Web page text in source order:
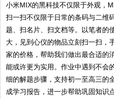
小米MIX的黑科技不仅限于外观，
扫一扫不仅限于日常的条码与二维
题、扫名片、扫文档等。以笔者的
大，见到心仪的物品立刻扫一扫，
家的价格，帮助我们做出最合适的
能或许更为实用。作业中遇到不会
细的解题步骤，支持初一至高三的
成学习报告，进一步帮助巩固知识点